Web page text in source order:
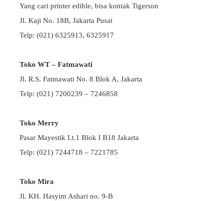
Yang cari printer edible, bisa kontak Tigerson
Jl. Kaji No. 18B, Jakarta Pusat
Telp: (021) 6325913, 6325917
Toko WT – Fatmawati
Jl. R.S. Fatmawati No. 8 Blok A, Jakarta
Telp: (021) 7200239 – 7246858
Toko Merry
Pasar Mayestik Lt.1 Blok I B18 Jakarta
Telp: (021) 7244718 – 7221785
Toko Mira
Jl. KH. Hasyim Ashari no. 9-B